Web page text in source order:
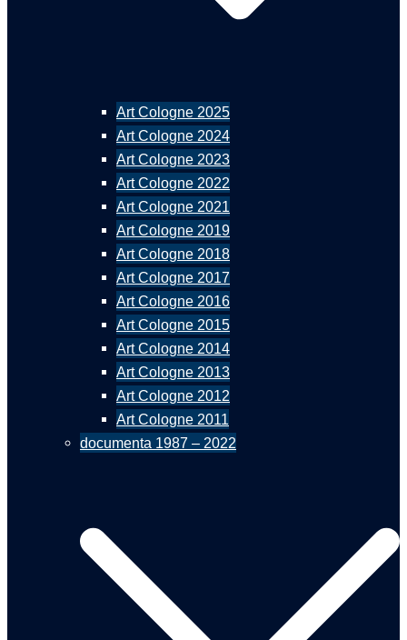
Art Cologne 2025
Art Cologne 2024
Art Cologne 2023
Art Cologne 2022
Art Cologne 2021
Art Cologne 2019
Art Cologne 2018
Art Cologne 2017
Art Cologne 2016
Art Cologne 2015
Art Cologne 2014
Art Cologne 2013
Art Cologne 2012
Art Cologne 2011
documenta 1987 – 2022